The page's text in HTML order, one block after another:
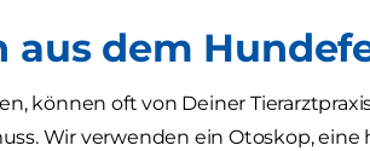
aus dem
können oft von Deiner
Wir verwenden ein Otoskop, eine